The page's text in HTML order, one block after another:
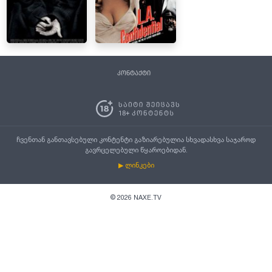
კონტაქტი
ჩვენთან განთავსებული კონტენტი გაზიარებულია სხვადასხვა საჯაროდ
გავრცელებული წყაროებიდან.
▶ ლინკები
© 2026 NAXE.TV